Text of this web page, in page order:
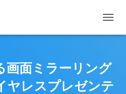
O
L
N
A
画面ミラーリング
レスプレゼンテ